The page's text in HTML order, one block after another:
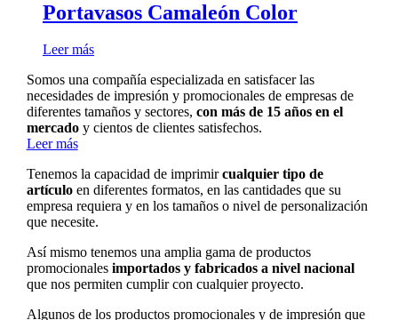
Portavasos Camaleón Color
Leer más
Somos una compañía especializada en satisfacer las
necesidades de impresión y promocionales de empresas de
diferentes tamaños y sectores, con más de 15 años en el
mercadoy cientos de clientes satisfechos.
Leer más
Tenemos la capacidad de imprimircualquier tipo de
artículoen diferentes formatos, en las cantidades que su
empresa requiera y en los tamaños o nivel de personalización
que necesite.
Así mismo tenemos una amplia gama de productos
promocionales importados y fabricados a nivel nacional
que nos permiten cumplir con cualquier proyecto.
Algunos de los productos promocionales y de impresión que